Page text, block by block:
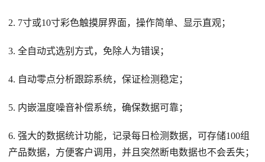
2. 7寸或10寸彩色触摸屏界面，操作简单、显示直观；
3. 全自动式选别方式，免除人为错误；
4. 自动零点分析跟踪系统，保证检测稳定；
5. 内嵌温度噪音补偿系统，确保数据可靠；
6. 强大的数据统计功能，记录每日检测数据，可存储100组
产品数据，方便客户调用，并且突然断电数据也不会丢失；